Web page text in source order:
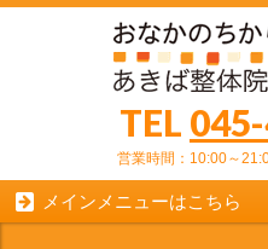
TEL
営業時間：10:00～
メインメニューはこちら